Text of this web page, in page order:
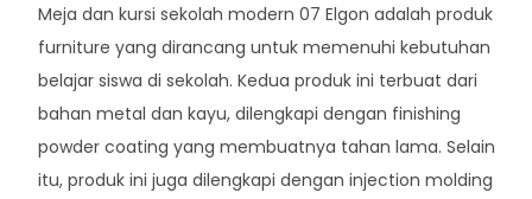
Meja dan kursi sekolah modern 07 Elgon adalah produk
furniture yang dirancang untuk memenuhi kebutuhan
belajar siswa di sekolah. Kedua produk ini terbuat dari
bahan metal dan kayu, dilengkapi dengan finishing
powder coating yang membuatnya tahan lama. Selain
itu, produk ini juga dilengkapi dengan injection molding